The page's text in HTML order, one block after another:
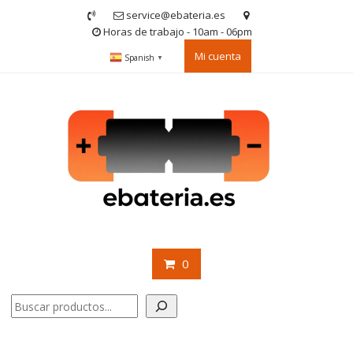
service@ebateria.es
Horas de trabajo - 10am - 06pm
Spanish ▼ Mi cuenta
0
Buscar